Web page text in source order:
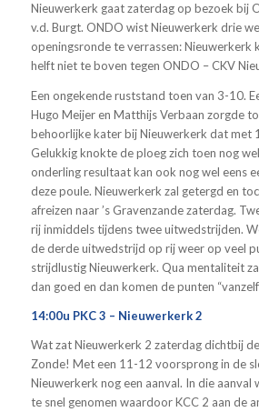
Nieuwerkerk gaat zaterdag op bezoek bij
v.d. Burgt. ONDO wist Nieuwerkerk drie
openingsronde te verrassen: Nieuwerkerk
helft niet te boven tegen ONDO – CKV
Een ongekende ruststand toen van 3-10.
Hugo Meijer en Matthijs Verbaan zorgde
behoorlijke kater bij Nieuwerkerk dat met
Gelukkig knokte de ploeg zich toen nog
onderling resultaat kan ook nog wel eens
deze poule. Nieuwerkerk zal getergd en
afreizen naar ’s Gravenzande zaterdag.
rij inmiddels tijdens twee uitwedstrijden.
de derde uitwedstrijd op rij weer op veel
strijdlustig Nieuwerkerk. Qua mentaliteit
dan goed en dan komen de punten
14:00u PKC 3 – Nieuwerkerk 2
Wat zat Nieuwerkerk 2 zaterdag dichtbij
Zonde! Met een 11-12 voorsprong in de
Nieuwerkerk nog een aanval. In die
te snel genomen waardoor KCC 2 aan de